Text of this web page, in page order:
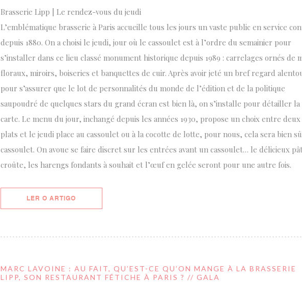
Brasserie Lipp | Le rendez-vous du jeudi
L’emblématique brasserie à Paris accueille tous les jours un vaste public en service
depuis 1880. On a choisi le jeudi, jour où le cassoulet est à l’ordre du semainier pour
s’installer dans ce lieu classé monument historique depuis 1989 : carrelages ornés de
floraux, miroirs, boiseries et banquettes de cuir. Après avoir jeté un bref regard
pour s’assurer que le lot de personnalités du monde de l’édition et de la politique
saupoudré de quelques stars du grand écran est bien là, on s’installe pour détailler la
carte. Le menu du jour, inchangé depuis les années 1930, propose un choix entre deux
plats et le jeudi place au cassoulet ou à la cocotte de lotte, pour nous, cela sera bien
cassoulet. On avoue se faire discret sur les entrées avant un cassoulet… le délicieux
croûte, les harengs fondants à souhait et l’œuf en gelée seront pour une autre fois.
LER O ARTIGO
MARC LAVOINE : AU FAIT, QU’EST-CE QU’ON MANGE À LA BRASSERIE
LIPP, SON RESTAURANT FÉTICHE À PARIS ? // GALA